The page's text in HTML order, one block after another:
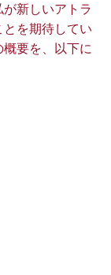
新しいアトラ
を期待してい
要を、以下に